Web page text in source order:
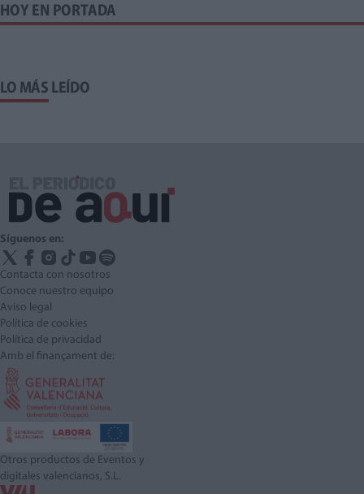
HOY EN PORTADA
LO MÁS LEÍDO
Síguenos en:
Contacta con nosotros
Conoce nuestro equipo
Aviso legal
Política de cookies
Política de privacidad
Amb el finançament de:
Otros productos de Eventos y
digitales valencianos, S.L.